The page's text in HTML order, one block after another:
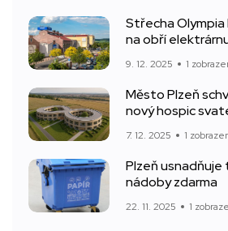
Střecha Olympia
na obří
9. 12. 2025 1
Město Plzeň
nový hospic
7. 12. 2025 1
Plzeň usnadňuje
nádoby zdarma
22. 11. 2025 1